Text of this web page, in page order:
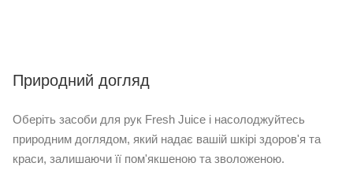
Природний догляд
Оберіть засоби для рук Fresh Juice і насолоджуйтесь
природним доглядом, який надає вашій шкірі здоров'я та
краси, залишаючи її пом'якшеною та зволоженою.